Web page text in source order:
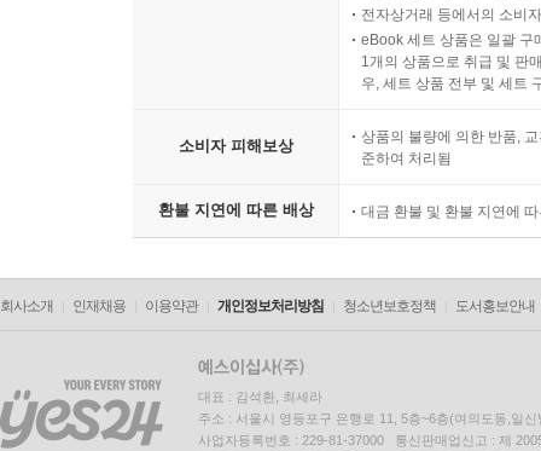
전자상거래 등에서의 소비
eBook 세트 상품은 일괄 구
1개의 상품으로 취급 및 판
우, 세트 상품 전부 및 세트
소비자 피해보상
상품의 불량에 의한 반품,
준하여 처리됨
환불 지연에 따른 배상 대금 환불 및 환불 지연에
회사소개 인재채용 이용약관 개인정보처리방침 청소년보호정책 도서홍보안내
대표 : 김석환, 최세라
주소 : 서울시 영등포구 은행로 11, 5층~6층(여의도동,일신
사업자등록번호 : 229-81-37000 통신판매업신고 : 제